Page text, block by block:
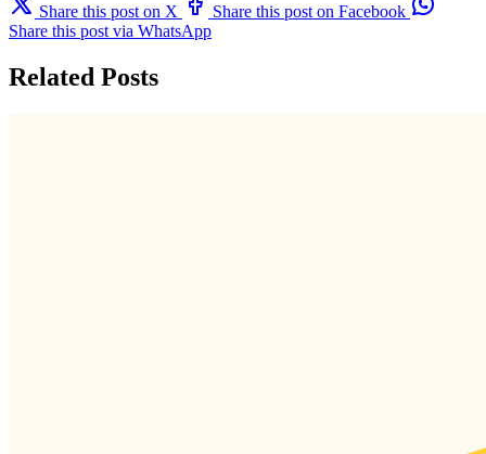
Share this post on X
Share this post on Facebook
Share this post via WhatsApp
Related Posts